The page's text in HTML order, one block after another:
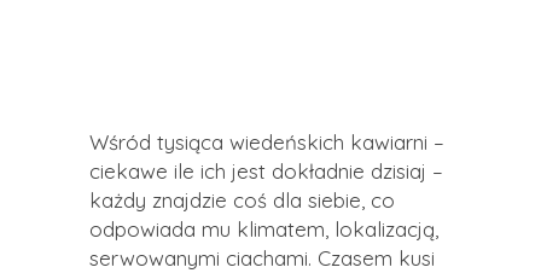
Wśród tysiąca wiedeńskich kawiarni –
ciekawe ile ich jest dokładnie dzisiaj –
każdy znajdzie coś dla siebie, co
odpowiada mu klimatem, lokalizacją,
serwowanymi ciachami. Czasem kusi